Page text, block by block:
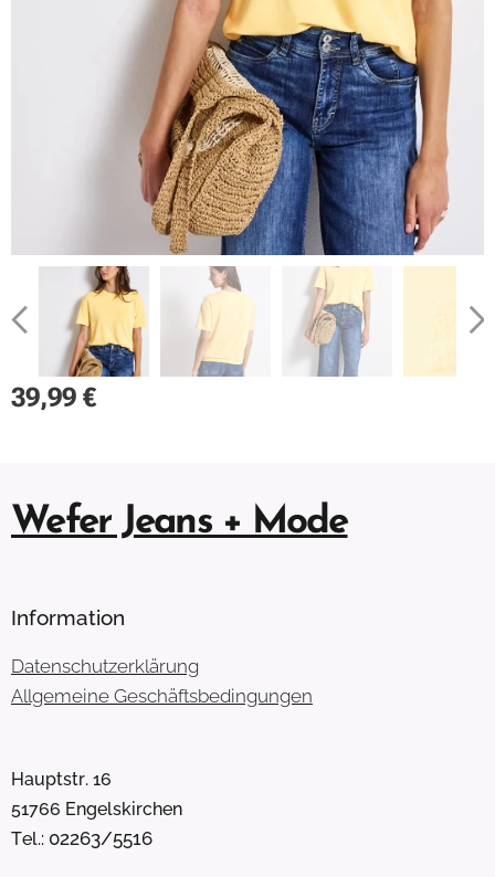
39,99 €
Wefer Jeans + Mode
Information
Datenschutzerklärung
Allgemeine Geschäftsbedingungen
Hauptstr. 16
51766 Engelskirchen
Tel.: 02263/5516